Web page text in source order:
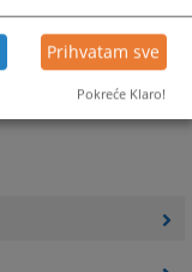
Prihvatam sve
Pokreće Klaro!